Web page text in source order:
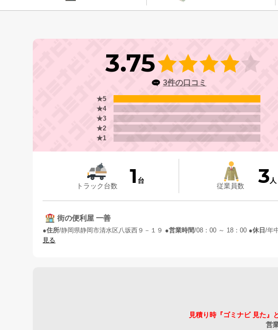
3.75
3件の口コミ
★5
★4
★3
★2
★1
トラック台数 1 台
従業員数 3人
街の便利屋 一善
住所 静岡県静岡市清水区八坂西９－１９ 営業時間 08：00 ～ 18：00 休日 年
見る
見積り時『ゴミナビ 見た』
営